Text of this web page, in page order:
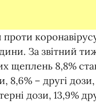
За звітний
щеплень 8,8%
8,6% – другі
дози, 13,9%